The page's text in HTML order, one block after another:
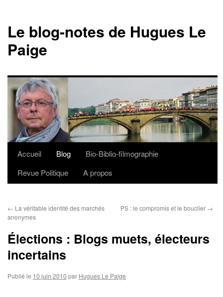
Le blog-notes de Hugues Le
Paige
Aller
Accueil Blog
Bio-Biblio-filmographie
Revue Politique
A propos
← La véritable identité des marchés
anonymes
PS : le compromis et le bouclier →
Élections : Blogs muets, électeurs
incertains
Publié le 10 juin 2010 par Hugues Le Paige